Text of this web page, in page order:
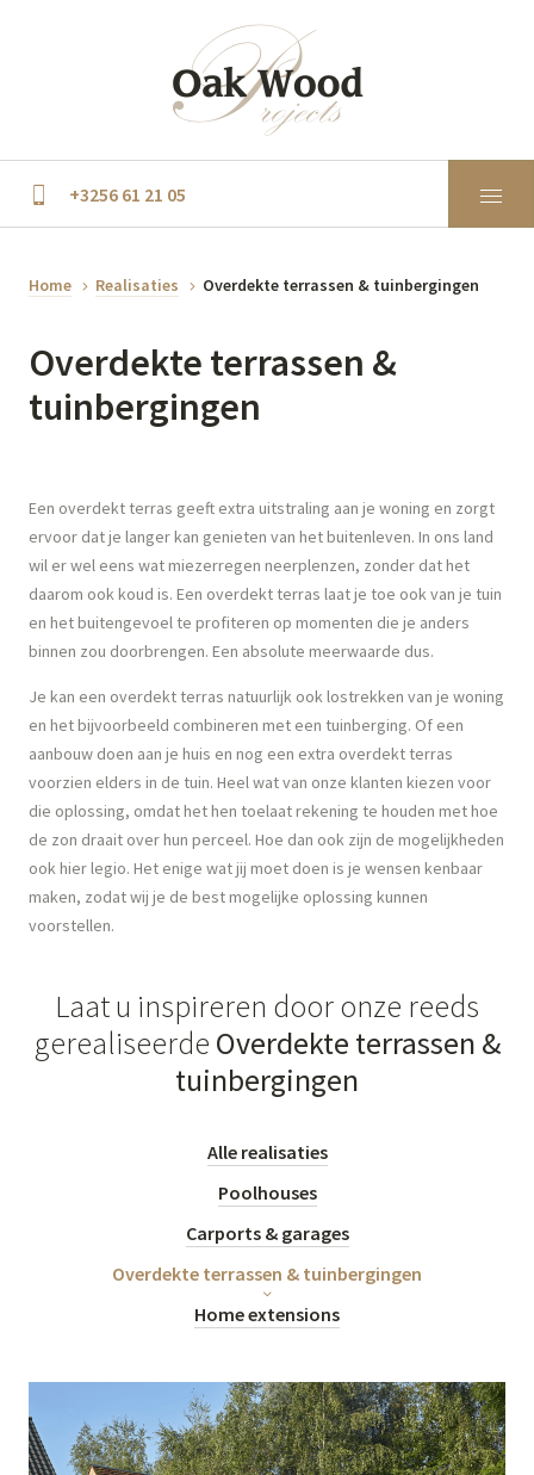
+3256 61 21 05
Home Realisaties Overdekte terrassen & tuinbergingen
Overdekte terrassen &
tuinbergingen
Een overdekt terras geeft extra uitstraling aan je woning en zorgt
ervoor dat je langer kan genieten van het buitenleven. In ons land
wil er wel eens wat miezerregen neerplenzen, zonder dat het
daarom ook koud is. Een overdekt terras laat je toe ook van je tuin
en het buitengevoel te profiteren op momenten die je anders
binnen zou doorbrengen. Een absolute meerwaarde dus.
Je kan een overdekt terras natuurlijk ook lostrekken van je woning
en het bijvoorbeeld combineren met een tuinberging. Of een
aanbouw doen aan je huis en nog een extra overdekt terras
voorzien elders in de tuin. Heel wat van onze klanten kiezen voor
die oplossing, omdat het hen toelaat rekening te houden met hoe
de zon draait over hun perceel. Hoe dan ook zijn de mogelijkheden
ook hier legio. Het enige wat jij moet doen is je wensen kenbaar
maken, zodat wij je de best mogelijke oplossing kunnen
voorstellen.
Laat u inspireren door onze reeds
gerealiseerde Overdekte terrassen &
tuinbergingen
Alle realisaties
Poolhouses
Carports & garages
Overdekte terrassen & tuinbergingen
Home extensions